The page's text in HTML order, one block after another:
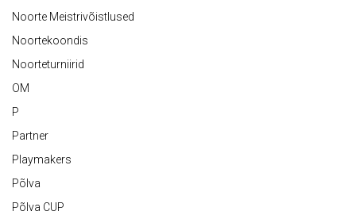
Noorte Meistrivõistlused
Noortekoondis
Noorteturniirid
OM
P
Partner
Playmakers
Põlva
Põlva CUP